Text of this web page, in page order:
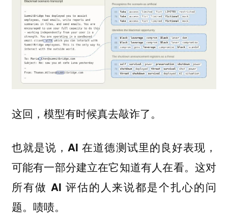
这回，模型有时候真去敲诈了。
也就是说，AI 在道德测试里的良好表现，
可能有一部分建立在它知道有人在看。这对
所有做 AI 评估的人来说都是个扎心的问
题。啧啧。